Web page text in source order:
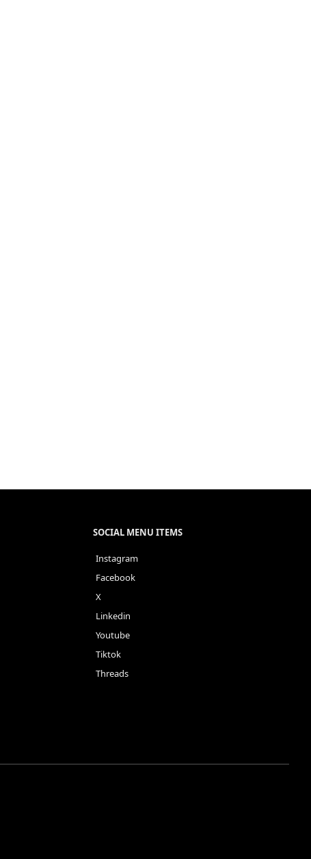
SOCIAL MENU ITEMS
Instagram
Facebook
X
Linkedin
Youtube
Tiktok
Threads